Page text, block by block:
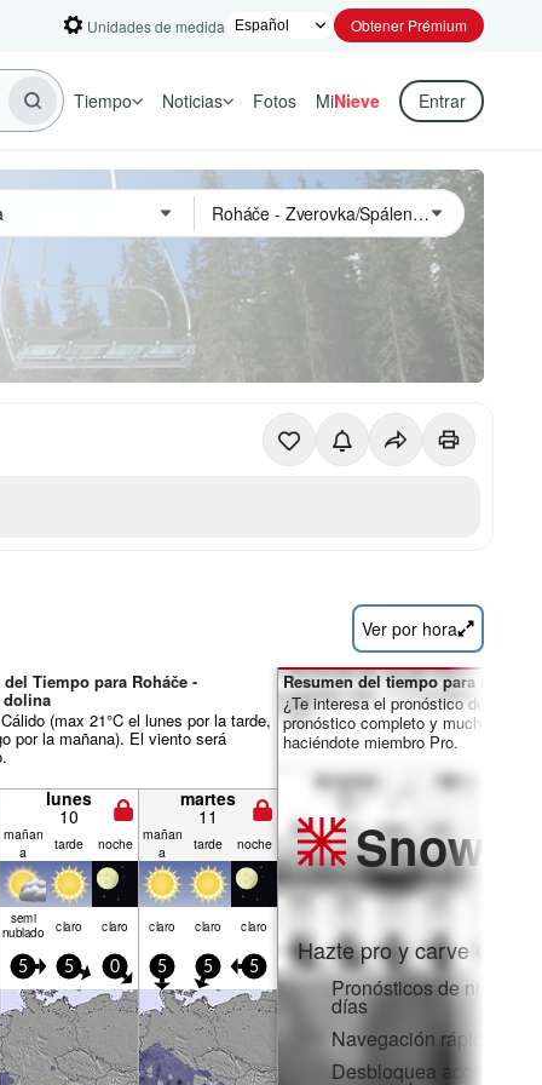
Unidades de medida Obtener Prémium
Tiempo Noticias Fotos MiNieve Entrar
Ver por hora
del Tiempo para Roháče -
dolina
(max 21°C el lunes por la tarde,
por la mañana). El viento será
lunes
10
martes
11
mañan
a
tarde noche mañan
a
tarde noche
semi
nublado claro claro claro claro claro
5 5 0 5 5 5
Resumen del tiempo para los días
¿Te interesa el pronóstico de 16
pronóstico completo y muchas más
haciéndote miembro Pro.
Snow
Hazte pro y carve en:
Pronósticos de nieve
días
Navegación rápida sin
Desbloquea acceso